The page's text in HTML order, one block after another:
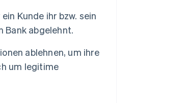
Kunde ihr bzw. sein
Bank abgelehnt.
ablehnen, um ihre
um legitime